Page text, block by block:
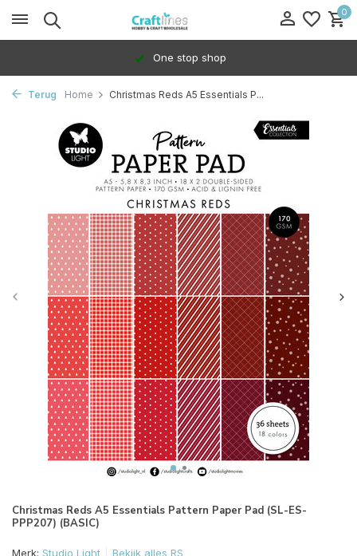
0
One stop shop
Terug Home Christmas Reds A5 Essentials P...
Christmas Reds A5 Essentials Pattern Paper Pad (SL-ES-
PPP207) (BASIC)
Merk: Studio Light Bekijk alles RS